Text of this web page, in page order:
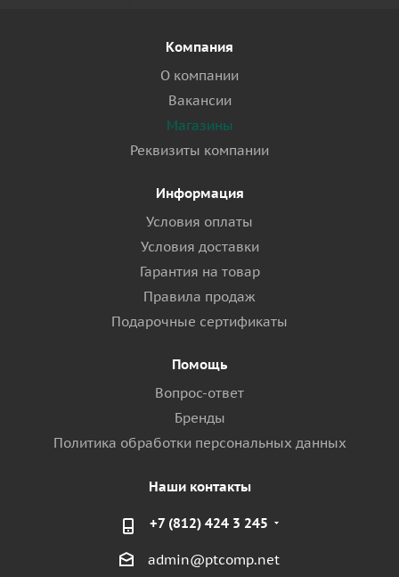
Компания
О компании
Вакансии
Магазины
Реквизиты компании
Информация
Условия оплаты
Условия доставки
Гарантия на товар
Правила продаж
Подарочные сертификаты
Помощь
Вопрос-ответ
Бренды
Политика обработки персональных данных
Наши контакты
+7 (812) 424 3 245
admin@ptcomp.net